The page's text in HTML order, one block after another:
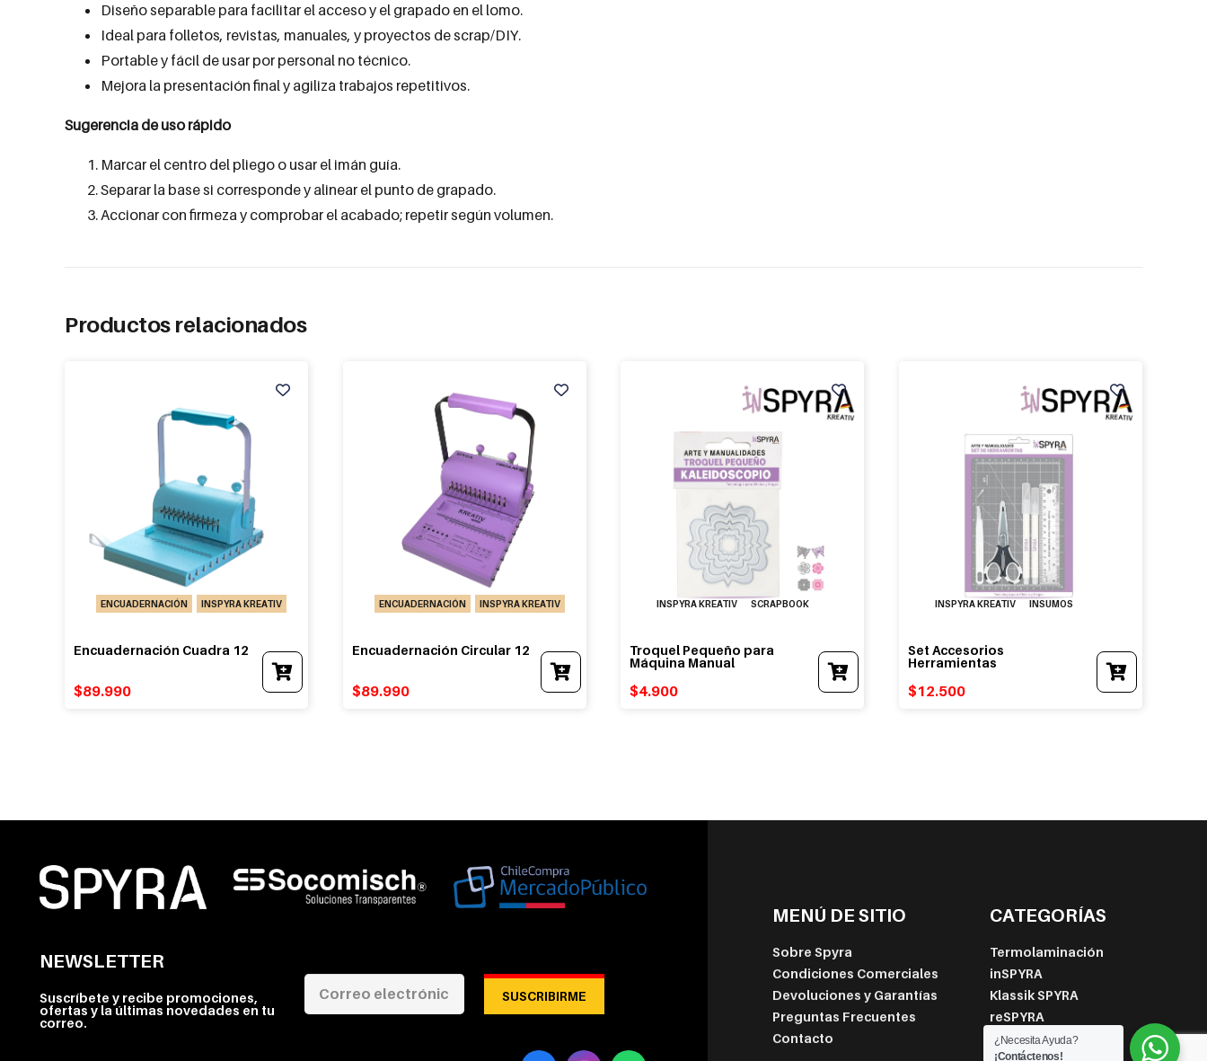
Diseño separable para facilitar el acceso y el grapado en el lomo.
Ideal para folletos, revistas, manuales, y proyectos de scrap/DIY.
Portable y fácil de usar por personal no técnico.
Mejora la presentación final y agiliza trabajos repetitivos.
Sugerencia de uso rápido
Marcar el centro del pliego o usar el imán guía.
Separar la base si corresponde y alinear el punto de grapado.
Accionar con firmeza y comprobar el acabado; repetir según volumen.
Productos relacionados
ENCUADERNACIÓN INSPYRA KREATIV
Encuadernación Cuadra 12
$89.990
ENCUADERNACIÓN INSPYRA KREATIV
Encuadernación Circular 12
$89.990
INSPYRA KREATIV SCRAPBOOK
Troquel Pequeño para
Máquina Manual
$4.900
This
chosen
INSPYRA KREATIV INSUMOS
Set Accesorios
Herramientas
$12.500
NEWSLETTER
Suscríbete y recibe promociones,
ofertas y la últimas novedades en tu
correo.
SUSCRIBIRME
MENÚ DE SITIO
Sobre Spyra
Condiciones Comerciales
Devoluciones y Garantías
Preguntas Frecuentes
Contacto
CATEGORÍAS
Termolaminación
inSPYRA
Klassik SPYRA
reSPYRA
Tecnología
¿Necesita Ayuda?
¡Contáctenos!